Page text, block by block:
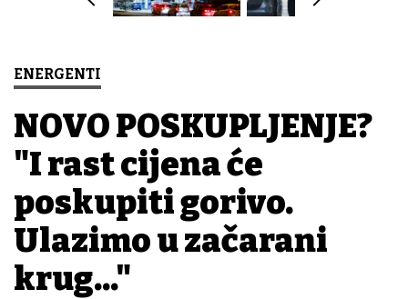
ENERGENTI
NOVO POSKUPLJENJE?
"I rast cijena će
poskupiti gorivo.
Ulazimo u začarani
krug..."